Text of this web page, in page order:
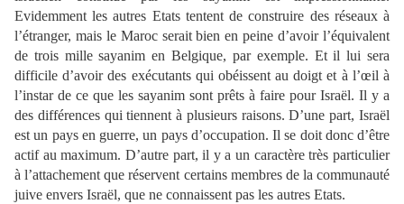
Evidemment les autres Etats tentent de construire des réseaux à
l’étranger, mais le Maroc serait bien en peine d’avoir l’équivalent
de trois mille sayanim en Belgique, par exemple. Et il lui sera
difficile d’avoir des exécutants qui obéissent au doigt et à l’œil à
l’instar de ce que les sayanim sont prêts à faire pour Israël. Il y a
des différences qui tiennent à plusieurs raisons. D’une part, Israël
est un pays en guerre, un pays d’occupation. Il se doit donc d’être
actif au maximum. D’autre part, il y a un caractère très particulier
à l’attachement que réservent certains membres de la communauté
juive envers Israël, que ne connaissent pas les autres Etats.